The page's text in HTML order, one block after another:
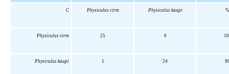
C Physiculus cirm Physiculus kaupi %
Physiculus cirm 25 0
Physiculus kaupi 1 24